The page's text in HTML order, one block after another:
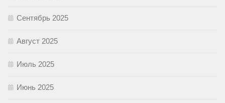
Сентябрь 2025
Август 2025
Июль 2025
Июнь 2025